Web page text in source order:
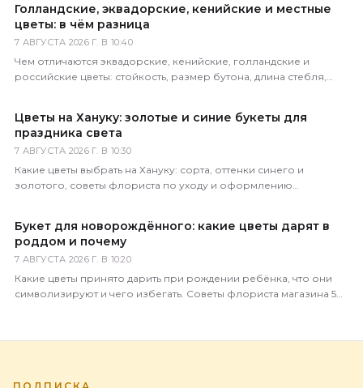
Голландские, эквадорские, кенийские и местные
цветы: в чём разница
7 АВГУСТА 2026 Г. В 10:40
Чем отличаются эквадорские, кенийские, голландские и
российские цветы: стойкость, размер бутона, длина стебля,
Цветы на Хануку: золотые и синие букеты для
праздника света
7 АВГУСТА 2026 Г. В 10:30
Какие цветы выбрать на Хануку: сорта, оттенки синего и
золотого, советы флориста по уходу и оформлению
Букет для новорождённого: какие цветы дарят в
роддом и почему
7 АВГУСТА 2026 Г. В 10:20
Какие цветы принято дарить при рождении ребёнка, что они
символизируют и чего избегать. Советы флориста магазина 5